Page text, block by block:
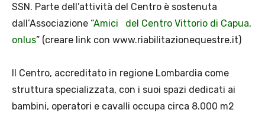
SSN. Parte dell’attività del Centro è sostenuta
dall’Associazione “Amici del Centro Vittorio di Capua,
onlus” (creare link con www.riabilitazionequestre.it)
Il Centro, accreditato in regione Lombardia come
struttura specializzata, con i suoi spazi dedicati ai
bambini, operatori e cavalli occupa circa 8.000 m2